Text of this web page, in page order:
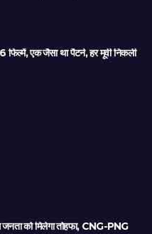
एक जैसा था पैटर्न, हर मूवी निकली
को मिलेगा तोहफा, CNG-PNG